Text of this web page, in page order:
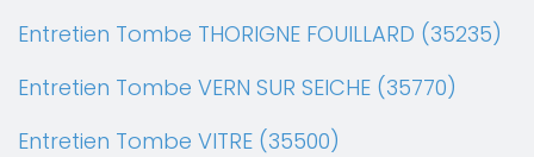
Entretien Tombe THORIGNE FOUILLARD (35235)
Entretien Tombe VERN SUR SEICHE (35770)
Entretien Tombe VITRE (35500)